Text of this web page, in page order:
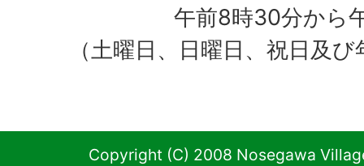
午前8時30分から
（土曜日、日曜日、祝日及
Copyright (C) 2008 Nosegawa